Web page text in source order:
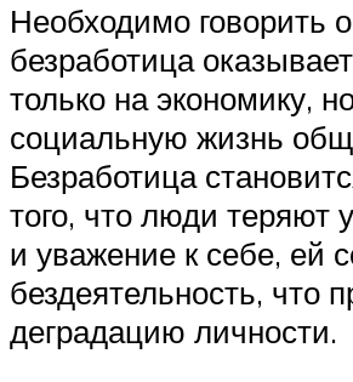
Необходимо говорить
безработица
только на экономику,
социальную жизнь
Безработица
того, что люди теряют
и уважение к себе, ей
бездеятельность, что
деградацию личности.